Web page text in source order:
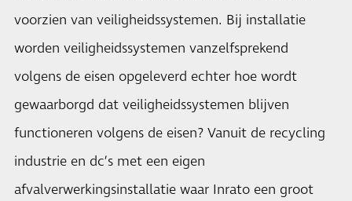
voorzien van veiligheidssystemen. Bij installatie
worden veiligheidssystemen vanzelfsprekend
volgens de eisen opgeleverd echter hoe wordt
gewaarborgd dat veiligheidssystemen blijven
functioneren volgens de eisen? Vanuit de recycling
industrie en dc’s met een eigen
afvalverwerkingsinstallatie waar Inrato een groot